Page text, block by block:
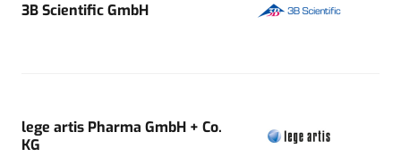
3B Scientific GmbH
lege artis Pharma GmbH + Co.
KG